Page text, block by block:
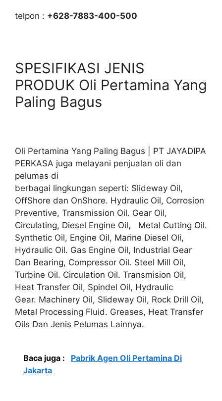
telpon : +628-7883-400-500
SPESIFIKASI JENIS
PRODUK Oli Pertamina Yang
Paling Bagus
Oli Pertamina Yang Paling Bagus | PT JAYADIPA
PERKASA juga melayani penjualan oli dan
pelumas di
berbagai lingkungan seperti: Slideway Oil,
OffShore dan OnShore. Hydraulic Oil, Corrosion
Preventive, Transmission Oil. Gear Oil,
Circulating, Diesel Engine Oil, Metal Cutting Oil.
Synthetic Oil, Engine Oil, Marine Diesel Oli,
Hydraulic Oil. Gas Engine Oil, Industrial Gear
Dan Bearing, Compressor Oil. Steel Mill Oil,
Turbine Oil. Circulation Oil. Transmision Oil,
Heat Transfer Oil, Spindel Oil, Hydraulic
Gear. Machinery Oil, Slideway Oil, Rock Drill Oil,
Metal Processing Fluid. Greases, Heat Transfer
Oils Dan Jenis Pelumas Lainnya.
Baca juga :
Pabrik Agen Oli Pertamina Di
Jakarta